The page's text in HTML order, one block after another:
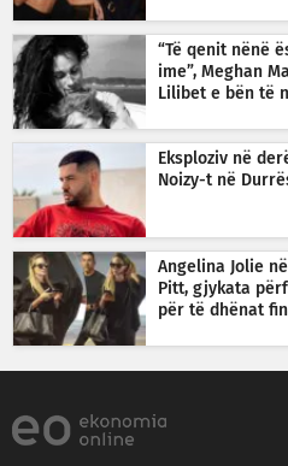
“Të qenit nënë
ime”, Meghan
Lilibet e bën të
Eksploziv në
Noizy-t në
Angelina Jolie
Pitt, gjykata
për të dhënat